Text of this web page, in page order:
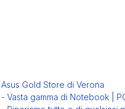
Asus Gold Store di Verona
- Vasta gamma di Notebook |